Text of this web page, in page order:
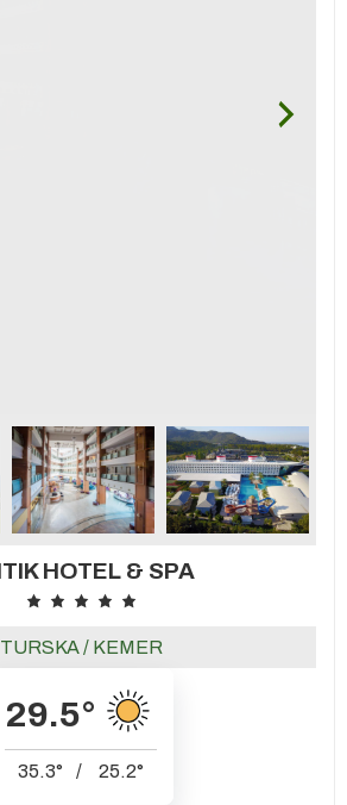
HOTEL & SPA
TURSKA/ KEMER
29.5°
35.3° / 25.2°